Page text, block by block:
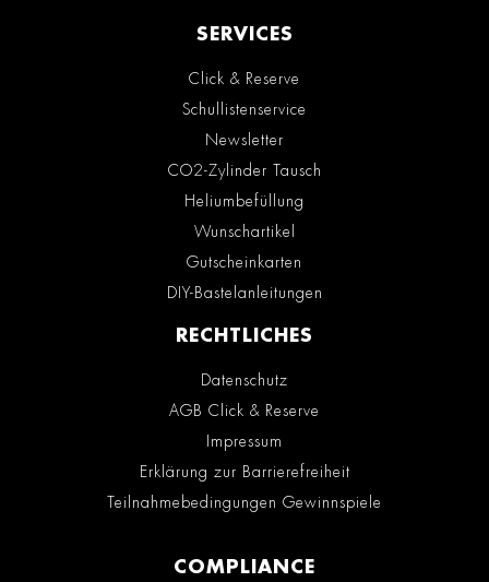
SERVICES
Click & Reserve
Schullistenservice
Newsletter
CO2-Zylinder Tausch
Heliumbefüllung
Wunschartikel
Gutscheinkarten
DIY-Bastelanleitungen
RECHTLICHES
Datenschutz
AGB Click & Reserve
Impressum
Erklärung zur Barrierefreiheit
Teilnahmebedingungen Gewinnspiele
COMPLIANCE